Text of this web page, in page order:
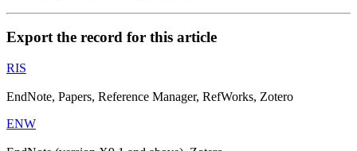
Export the record for this article
RIS
EndNote, Papers, Reference Manager, RefWorks, Zotero
ENW